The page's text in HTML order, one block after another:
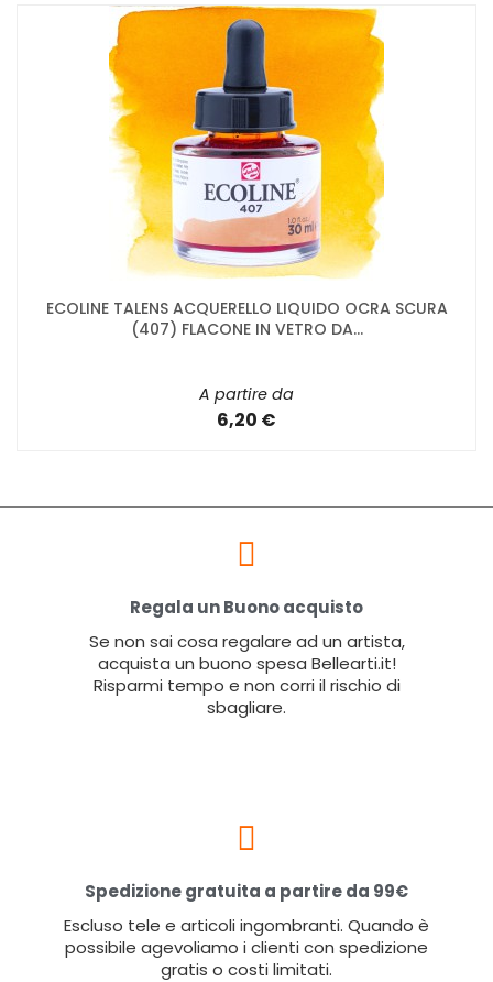
ECOLINE TALENS ACQUERELLO LIQUIDO OCRA SCURA
(407) FLACONE IN VETRO DA...
A partire da
6,20 €
Regala un Buono acquisto
Se non sai cosa regalare ad un artista,
acquista un buono spesa Bellearti.it!
Risparmi tempo e non corri il rischio di
sbagliare.
Spedizione gratuita a partire da 99€
Escluso tele e articoli ingombranti. Quando è
possibile agevoliamo i clienti con spedizione
gratis o costi limitati.